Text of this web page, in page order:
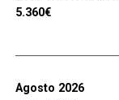
5.360€
Agosto 2026